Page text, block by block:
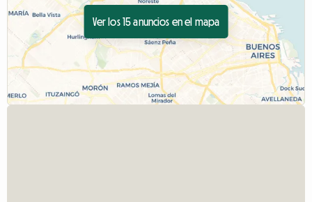
Ver los 15 anuncios en el mapa